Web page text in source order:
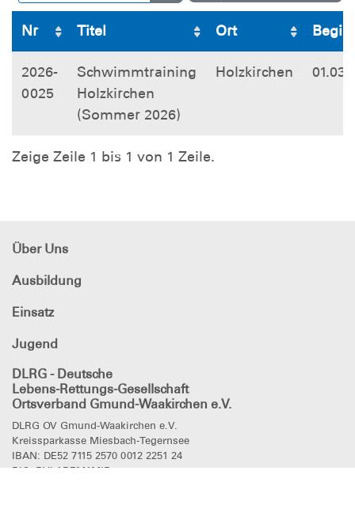
Nr Titel Ort
2026-
0025
Schwimmtraining
Holzkirchen
(Sommer 2026)
Holzkirchen
Zeige Zeile 1 bis 1 von 1 Zeile.
Über Uns
Ausbildung
Einsatz
Jugend
DLRG - Deutsche
Lebens-Rettungs-Gesellschaft
Ortsverband Gmund-Waakirchen e.V.
DLRG OV Gmund-Waakirchen e.V.
Kreissparkasse Miesbach-Tegernsee
IBAN: DE52 7115 2570 0012 2251 24
BIC: BYLADEM1MIB